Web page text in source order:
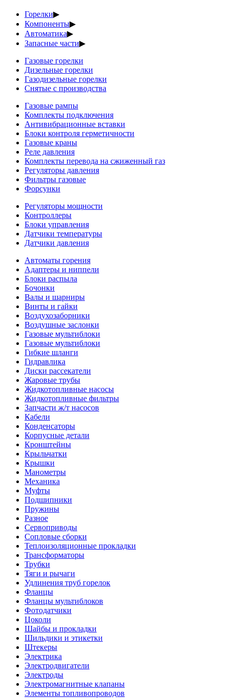
Горелки▶
Компоненты▶
Автоматика▶
Запасные части▶
Газовые горелки
Дизельные горелки
Газодизельные горелки
Снятые с производства
Газовые рампы
Комплекты подключения
Антивибрационные вставки
Блоки контроля герметичности
Газовые краны
Реле давления
Комплекты перевода на сжиженный газ
Регуляторы давления
Фильтры газовые
Форсунки
Регуляторы мощности
Контроллеры
Блоки управления
Датчики температуры
Датчики давления
Автоматы горения
Адаптеры и ниппели
Блоки распыла
Бочонки
Валы и шарниры
Винты и гайки
Воздухозаборники
Воздушные заслонки
Газовые мультиблоки
Газовые мультиблоки
Гибкие шланги
Гидравлика
Диски рассекатели
Жаровые трубы
Жидкотопливные насосы
Жидкотопливные фильтры
Запчасти ж/т насосов
Кабели
Конденсаторы
Корпусные детали
Кронштейны
Крыльчатки
Крышки
Манометры
Механика
Муфты
Подшипники
Пружины
Разное
Сервоприводы
Сопловые сборки
Теплоизоляционные прокладки
Трансформаторы
Трубки
Тяги и рычаги
Удлинения труб горелок
Фланцы
Фланцы мультиблоков
Фотодатчики
Цоколи
Шайбы и прокладки
Шильдики и этикетки
Штекеры
Электрика
Электродвигатели
Электроды
Электромагнитные клапаны
Элементы топливопроводов